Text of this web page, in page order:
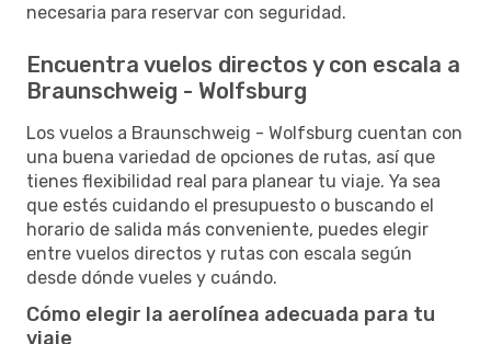
necesaria para reservar con seguridad.
Encuentra vuelos directos y con escala a
Braunschweig - Wolfsburg
Los vuelos a Braunschweig - Wolfsburg cuentan con
una buena variedad de opciones de rutas, así que
tienes flexibilidad real para planear tu viaje. Ya sea
que estés cuidando el presupuesto o buscando el
horario de salida más conveniente, puedes elegir
entre vuelos directos y rutas con escala según
desde dónde vueles y cuándo.
Cómo elegir la aerolínea adecuada para tu
viaje